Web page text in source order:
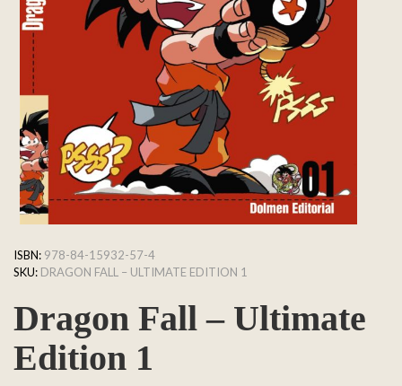
ISBN: 978-84-15932-57-4
SKU: DRAGON FALL – ULTIMATE EDITION 1
Dragon Fall – Ultimate
Edition 1